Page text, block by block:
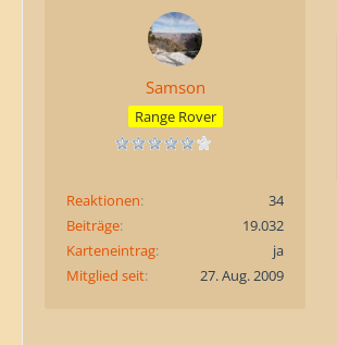
Samson
Range Rover
Reaktionen
34
Beiträge
19.032
Karteneintrag
ja
Mitglied seit
27. Aug. 2009